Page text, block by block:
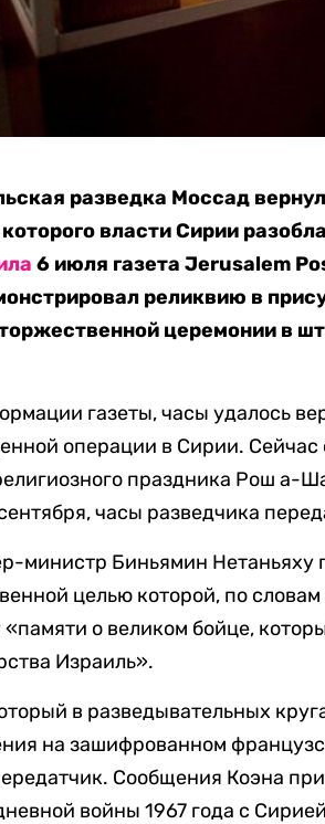
разведка Моссад
власти Сирии
6 июля газета Jerusalem
реликвию в
церемонии в
газеты, часы удалось
операции в Сирии. Сейчас
праздника Рош а-
часы разведчика
министр Биньямин Нетаньяху
целью которой, по
о великом бойце,
Израиль».
в разведывательных
на зашифрованном
Сообщения Коэна
войны 1967 года с